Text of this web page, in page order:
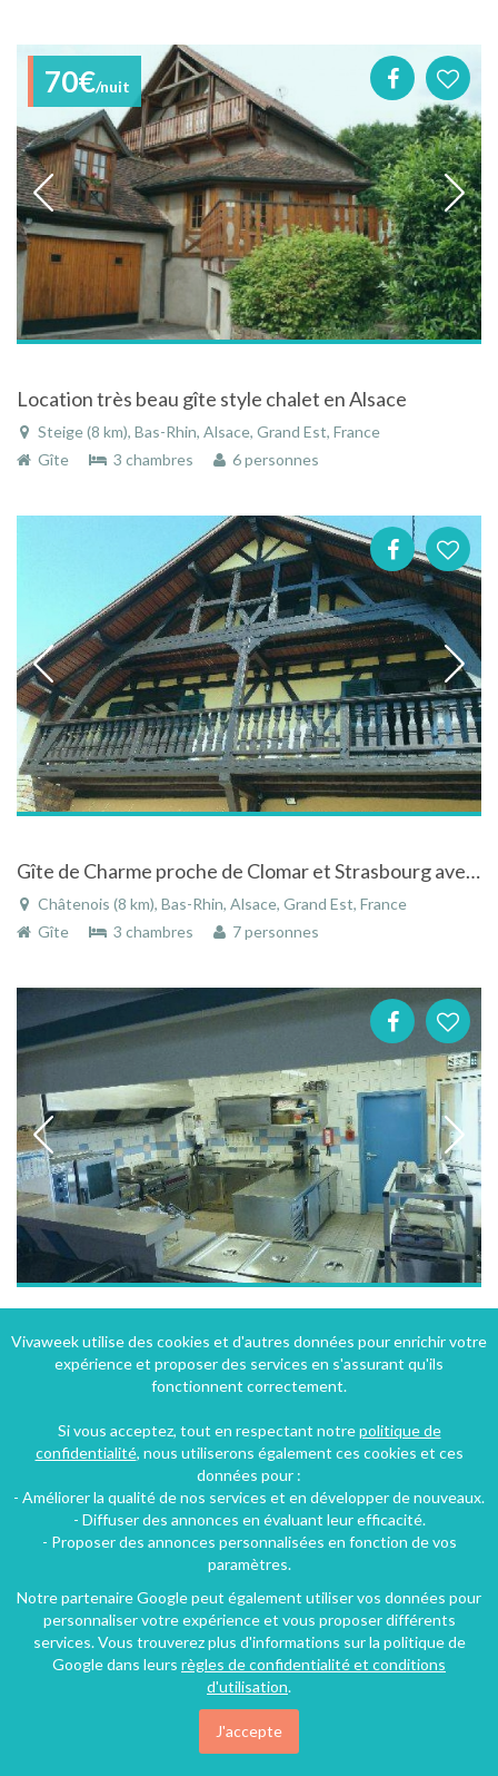
70€/nuit
Location très beau gîte style chalet en Alsace
Steige (8 km), Bas-Rhin, Alsace, Grand Est, France
Gîte
3 chambres 6 personnes
Gîte de Charme proche de Clomar et Strasbourg avec piscine
Châtenois (8 km), Bas-Rhin, Alsace, Grand Est, France
Gîte
3 chambres 7 personnes
centre de la randonnée
Châtenois (8 km), Bas-Rhin, Alsace, Grand Est, France
56€/nuit
Vivaweek utilise des cookies et d'autres données pour enrichir votre
expérience et proposer des services en s'assurant qu'ils
fonctionnent correctement.
Si vous acceptez, tout en respectant notrepolitique de
confidentialité, nous utiliserons également ces cookies et ces
données pour :
- Améliorer la qualité de nos services et en développer de nouveaux.
- Diffuser des annonces en évaluant leur efficacité.
- Proposer des annonces personnalisées en fonction de vos
paramètres.
Notre partenaire Google peut également utiliser vos données pour
personnaliser votre expérience et vous proposer différents
services. Vous trouverez plus d'informations sur la politique de
Google dans leurs règles de confidentialité et conditions
d'utilisation.
J'accepte